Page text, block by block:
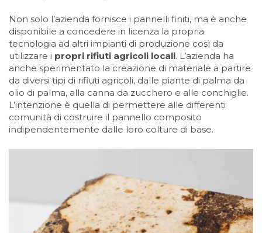
Non solo l’azienda fornisce i pannelli finiti, ma è anche
disponibile a concedere in licenza la propria
tecnologia ad altri impianti di produzione così da
utilizzare i propri rifiuti agricoli locali. L’azienda ha
anche sperimentato la creazione di materiale a partire
da diversi tipi di rifiuti agricoli, dalle piante di palma da
olio di palma, alla canna da zucchero e alle conchiglie.
L’intenzione è quella di permettere alle differenti
comunità di costruire il pannello composito
indipendentemente dalle loro colture di base.